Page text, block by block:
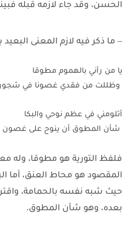
الحسن، وقد جاء لازمه قبله
– ما ذكر فيه لازم المعنى
يا من رآني بالهموم مطوقا
وظللت من فقدي غصونا في
أتلومني في عظم نوحي والبكا
شأن المطوق أن ينوح على غصون
فلفظ التورية هو مطوقا، وله
المقصود هو محاط العنق، أما
حيث شبه نفسه بالحمامة،
بعده، وهو شأن المطوق.